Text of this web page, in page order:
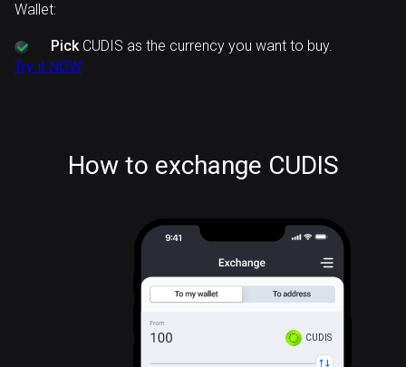
Wallet:
PickCUDIS as the currency you want to buy.
Try it NOW
How to exchange CUDIS
CUDIS